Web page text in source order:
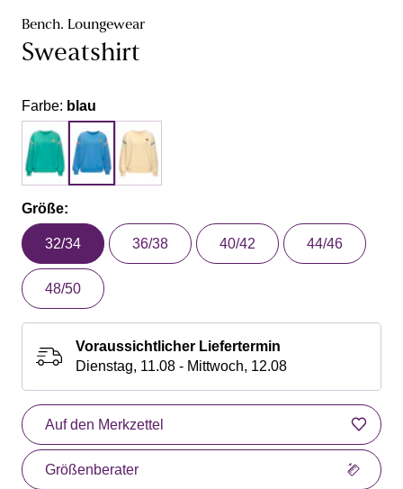
Bench. Loungewear
Sweatshirt
Farbe: blau
Größe:
32/34 36/38 40/42 44/46
48/50
Voraussichtlicher Liefertermin
Dienstag, 11.08 - Mittwoch, 12.08
Auf den Merkzettel
Größenberater